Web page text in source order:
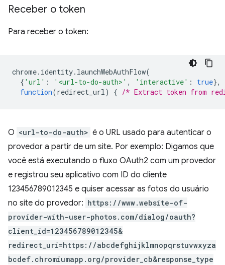
Receber o token
Para receber o token:
chrome. identity. launchWebAuthFlow(
{ 'url' : '<url-to-do-auth>' , 'interactive' : true},
function(redirect_url) { /* Extract token from
O <url-to-do-auth> é o URL usado para autenticar o
provedor a partir de um site. Por exemplo: Digamos que
você está executando o fluxo OAuth2 com um provedor
e registrou seu aplicativo com ID do cliente
123456789012345 e quiser acessar as fotos do usuário
no site do provedor: https://www.website-of-
provider-with-user-photos.com/dialog/oauth?
client_id=123456789012345&
redirect_uri=https://abcdefghijklmnopqrstuvwxyza
bcdef.chromiumapp.org/provider_cb&response_type